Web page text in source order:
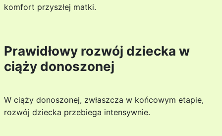
komfort przyszłej matki.
Prawidłowy rozwój dziecka w
ciąży donoszonej
W ciąży donoszonej, zwłaszcza w końcowym etapie,
rozwój dziecka przebiega intensywnie.